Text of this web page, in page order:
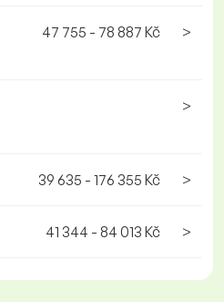
47 755 - 78 887 Kč >
>
39 635 - 176 355 Kč >
41 344 - 84 013 Kč >